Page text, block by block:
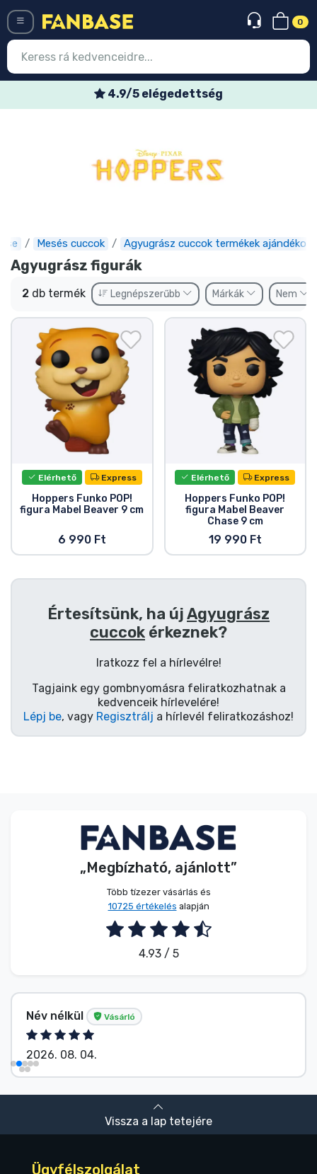
0
4.9/5 elégedettség
Mesés cuccok Agyugrász cuccok termékek ajándékok
Agyugrász figurák
2 db termék Legnépszerűbb Márkák Nem
Elérhető Express
Hoppers Funko POP!
figura Mabel Beaver 9 cm
6 990 Ft
Elérhető Express
Hoppers Funko POP!
figura Mabel Beaver
Chase 9 cm
19 990 Ft
Értesítsünk, ha újAgyugrász
cuccok érkeznek?
Iratkozz fel a hírlevélre!
Tagjaink egy gombnyomásra feliratkozhatnak a
kedvenceik hírlevelére!
Lépj be, vagy Regisztrálj a hírlevél feliratkozáshoz!
„Megbízható, ajánlott”
Több tízezer vásárlás és
10725 értékelés alapján
4.93 / 5
Név nélkül Vásárló
2026. 08. 04.
Vissza a lap tetejére
Ügyfélszolgálat
Legújabb cuccok
Előrendelhető cuccok
Outlet cuccok
Ajándékkártya
Szállítás és fizetés
Sorozatos cuccok
Filmes cuccok
Mesés cuccok
Animés cuccok
Gamer cuccok
Zenés cuccok
Terméktípusok
Márkák